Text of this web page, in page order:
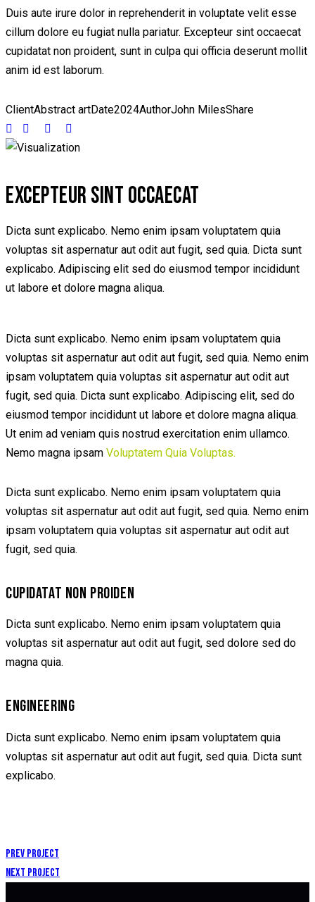
Duis aute irure dolor in reprehenderit in voluptate velit esse
cillum dolore eu fugiat nulla pariatur. Excepteur sint occaecat
cupidatat non proident, sunt in culpa qui officia deserunt mollit
anim id est laborum.
ClientAbstract artDate2024AuthorJohn MilesShare
EXCEPTEUR SINT OCCAECAT
Dicta sunt explicabo. Nemo enim ipsam voluptatem quia
voluptas sit aspernatur aut odit aut fugit, sed quia. Dicta sunt
explicabo. Adipiscing elit sed do eiusmod tempor incididunt
ut labore et dolore magna aliqua.
Dicta sunt explicabo. Nemo enim ipsam voluptatem quia
voluptas sit aspernatur aut odit aut fugit, sed quia. Nemo enim
ipsam voluptatem quia voluptas sit aspernatur aut odit aut
fugit, sed quia. Dicta sunt explicabo. Adipiscing elit, sed do
eiusmod tempor incididunt ut labore et dolore magna aliqua.
Ut enim ad veniam quis nostrud exercitation enim ullamco.
Nemo magna ipsam Voluptatem Quia Voluptas.
Dicta sunt explicabo. Nemo enim ipsam voluptatem quia
voluptas sit aspernatur aut odit aut fugit, sed quia. Nemo enim
ipsam voluptatem quia voluptas sit aspernatur aut odit aut
fugit, sed quia.
CUPIDATAT NON PROIDEN
Dicta sunt explicabo. Nemo enim ipsam voluptatem quia
voluptas sit aspernatur aut odit aut fugit, sed dolore sed do
magna quia.
ENGINEERING
Dicta sunt explicabo. Nemo enim ipsam voluptatem quia
voluptas sit aspernatur aut odit aut fugit, sed quia. Dicta sunt
explicabo.
Prev Project
Next Project